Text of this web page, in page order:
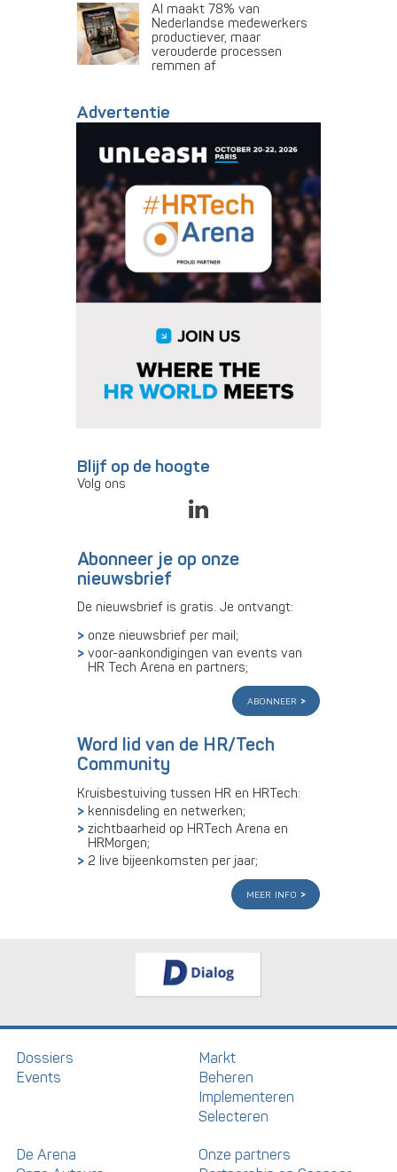
AI maakt 78% van
Nederlandse medewerkers
productiever, maar
verouderde processen
remmen af
Advertentie
Blijf op de hoogte
Volg ons
Abonneer je op onze
nieuwsbrief
De nieuwsbrief is gratis. Je ontvangt:
onze nieuwsbrief per mail;
voor-aankondigingen van events van
HR Tech Arena en partners;
abonneer
Word lid van de HR/Tech
Community
Kruisbestuiving tussen HR en HRTech:
kennisdeling en netwerken;
zichtbaarheid op HRTech Arena en
HRMorgen;
2 live bijeenkomsten per jaar;
meer info
Dossiers
Events
Markt
Beheren
Implementeren
Selecteren
De Arena
Onze partners